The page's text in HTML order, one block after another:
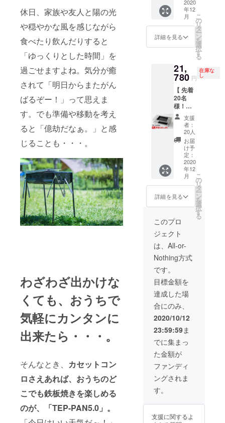
休日、家族や友人と陽の光
や穏やかな風を感じながら
食べたり飲んだりすると
「ゆっくりとした時間」を
過ごせますよね。気分が癒
されて「明日からまたがん
ばるぞー！」って思えま
す。でも準備や移動を考え
ると「億劫だなぁ。」と感
じることも・・・。
わざわざ出かけな
くても、おうちで
気軽にカンタンに
出来たら・・・。
そんなとき、 カセットコン
ロさえあれば、おうちのど
こでも鉄板焼きを楽しめる
のが、「TEP-PAN5.0」。
の製品と共
有できたら
株式会社シ
1947年創業
の新潟県燕
市の企業で
す。創業時
の社名は
「燕伸銅株
式会社」。
その名の通
り銅を伸ば
す圧延メー
カーでした
が、時代と
ともにステ
ンレス線材
を中心に多
種多様な金
属加工を手
掛ける企業
へと変化を
遂げまし
た。また近
年、自社オ
リジナル商
品開発を継
続してお
り、さまざ
まな業界に
向けて挑戦
していま
す。
5％OFF
＋ 送料
無料
「TEP-
PAN5.0
」内容
物 ・鉄
・ステ
ンレス
製ラッ
ク ×1
・棚
板 ×1
2020
年12
月
詳細を見る
こ
の
リ
タ
ー
ン
を
選
択
す
る
21,
780 円
在庫な
し
【 先着
20名
様！早
割
10％OF
F 】 一
般販売
予定価
格：
24,200
円(税込)
10％OF
F ＋ 送
料無料
「TEP-
PAN5.0
」内容
物 ・鉄
板 ×1
・ステ
ンレス
・棚
板 ×1
＜お届
け予定
につい
て＞ 本
プロ
ジェク
トは、
All-or-
Nothing
方式で
す。早
しプロ
ト成立
支援
者：
20人
お届
け予
定：
2020
年12
月
詳細を見る
こ
の
リ
タ
ー
ン
を
選
択
す
る
このプロ
ジェクト
は、All-or-
Nothing方式
です。
目標金額を
達成した場
合にのみ、
2020/10/12
23:59:59ま
でに集まっ
た金額が
ファンディ
ングされま
す。
支援に関するよ